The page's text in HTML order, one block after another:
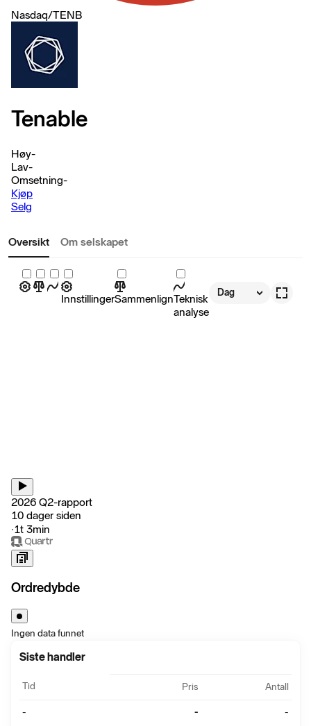
Nasdaq/TENB
Tenable
Høy-
Lav-
Omsetning-
Kjøp
Selg
Oversikt Om selskapet
InnstillingerSammenlignTeknisk
analyse
Dag
2026 Q2-rapport
10 dager siden
‧1t 3min
Ordredybde
Ingen data funnet
Siste handler
Tid Pris Antall
- - -